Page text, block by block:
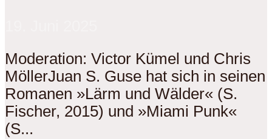
Moderation: Victor Kümel und Chris
MöllerJuan S. Guse hat sich in seinen
Romanen »Lärm und Wälder« (S.
Fischer, 2015) und »Miami Punk«
(S...